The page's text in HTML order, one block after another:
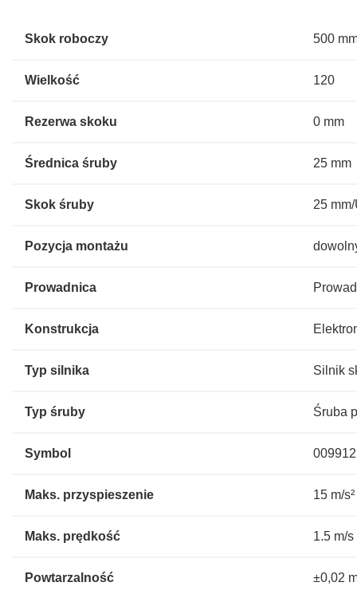
Skok roboczy 500
Wielkość 120
Rezerwa skoku 0 mm
Średnica śruby 25 mm
Skok śruby 25
Pozycja montażu
Prowadnica
Konstrukcja
Typ silnika Silnik
Typ śruby Śruba
Symbol
Maks. przyspieszenie 15 m/s²
Maks. prędkość 1.5 m/
Powtarzalność ±0,02